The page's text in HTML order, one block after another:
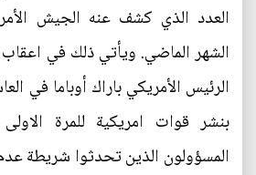
العدد الذي كشف عنه الجيش
الشهر الماضي. ويأتي ذلك في اعقاب
الرئيس الأمريكي باراك أوباما في
بنشر قوات امريكية للمرة
المسؤولون الذين تحدثوا شريطة